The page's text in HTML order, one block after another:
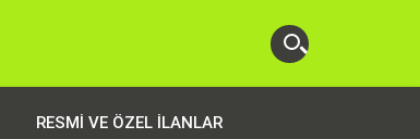
RESMI VE ÖZEL İLANLAR